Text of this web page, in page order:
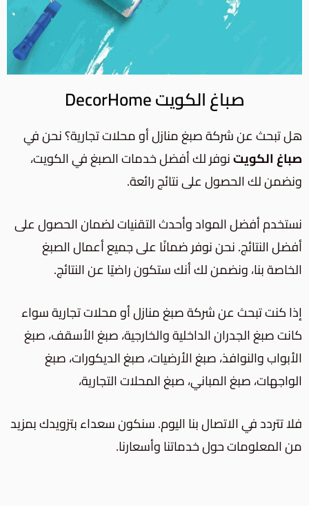
صباغ الكويت DecorHome
هل تبحث عن شركة صبغ منازل أو محلات تجارية؟ نحن في
صباغ الكويتنوفر لك أفضل خدمات الصبغ في الكويت،
ونضمن لك الحصول على نتائج رائعة.
نستخدم أفضل المواد وأحدث التقنيات لضمان الحصول على
أفضل النتائج. نحن نوفر ضمانًا على جميع أعمال الصبغ
الخاصة بنا، ونضمن لك أنك ستكون راضيًا عن النتائج.
إذا كنت تبحث عن شركة صبغ منازل أو محلات تجارية سواء
كانتصبغ الجدران الداخلية والخارجية،صبغ الأسقف، صبغ
الأبواب والنوافذ، صبغ الأرضيات، صبغ الديكورات، صبغ
الواجهات، صبغ المباني،صبغ المحلات التجارية،
فلا تتردد في الاتصال بنا اليوم. سنكون سعداء بتزويدك بمزيد
من المعلومات حول خدماتنا وأسعارنا.